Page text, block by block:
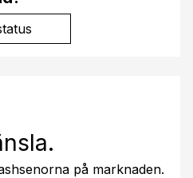
på marknaden.